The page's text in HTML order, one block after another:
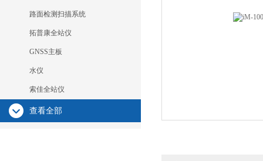
路面检测扫描系统
拓普康全站仪
GNSS主板
水仪
索佳全站仪
查看全部